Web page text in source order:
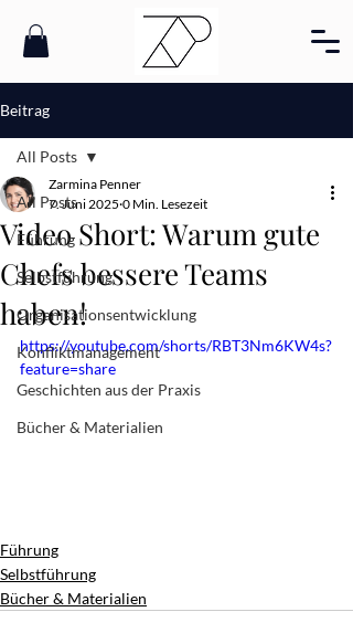
Beitrag
All Posts
Führung
Selbstführung
Organisationsentwicklung
Konfliktmanagement
Geschichten aus der Praxis
Bücher & Materialien
All Posts
Video Short: Warum gute
Chefs bessere Teams
haben!
Zarmina Penner
7. Juni 2025 0 Min. Lesezeit
https://youtube.com/shorts/RBT3Nm6KW4s?
feature=share
Führung
Selbstführung
Bücher & Materialien